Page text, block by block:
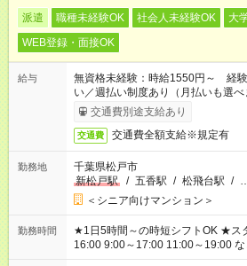
派遣 職種未経験OK 社会人未経験OK 大
WEB登録・面接OK
給与
無資格未経験：時給1550円～ 経
い／週払い制度あり（月払いも選
完了次第のお支払いとなります。
交通費別途支給あり
交通費 交通費全額支給※規定有
勤務地
千葉県松戸市
新松戸駅
/ 五香駅 / 松飛台駅 /
＜シニア向けマンション＞
勤務時間
★1日5時間～の時短シフトOK ★スタート時間選べます！ 7:00～
16:00 9:00～17:00 11:00～19:00 など 残業な
場合、他のお仕事と合わせ週40時